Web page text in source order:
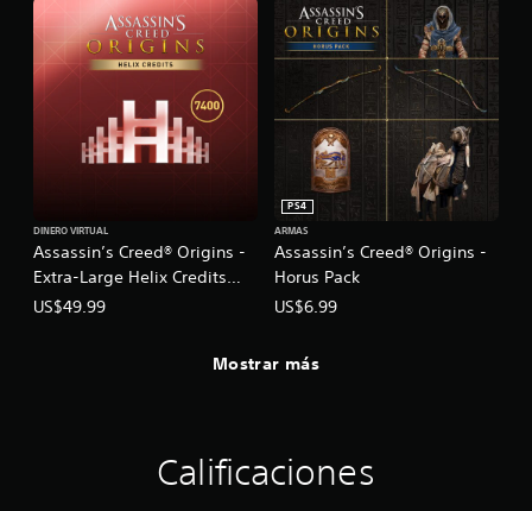
Assassin’s Creed® Origins -
Extra-Large Helix Credits
Pack
DINERO VIRTUAL
US$49.99
Assassin’s Creed® Origins -
Horus Pack
PS4
ARMAS
US$6.99
Mostrar más
Calificaciones